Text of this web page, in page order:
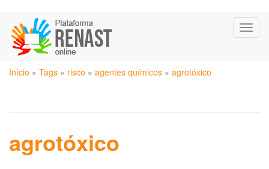
para
conteúdo
principal
Você
Início » Tags » risco » agentes químicos » agrotóxico
agrotóxico